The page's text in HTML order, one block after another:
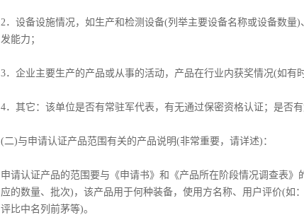
2．设备设施情况，如生产和检测设备(列举主要设备名称或设备数
发能力；
3．企业主要生产的产品或从事的活动，产品在行业内获奖情况(如有时
4．其它：该单位是否有常驻军代表，有无通过保密资格认证；是否有
(二)与申请认证产品范围有关的产品说明(非常重要，请详述)：
申请认证产品的范围要与《申请书》和《产品所在阶段情况调查表
应的数量、批次)，该产品用于何种装备，使用方名称、用户评价(
评比中名列前茅等)。